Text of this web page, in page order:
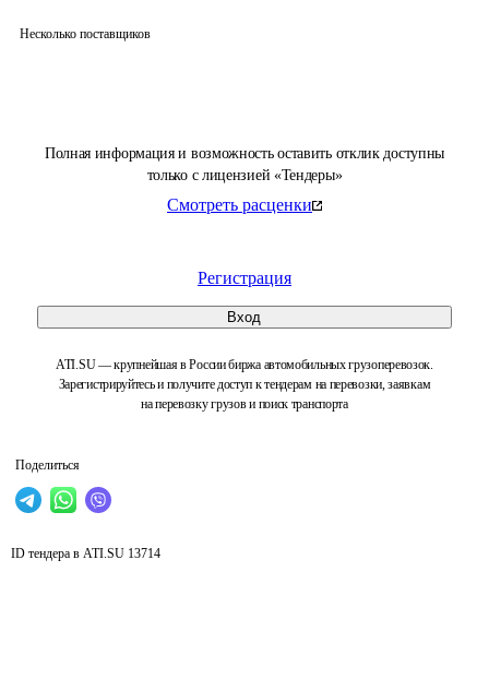
Полная информация и возможность оставить отклик доступны
только с лицензией «Тендеры»
Смотреть расценки
Регистрация
Вход
ATI.SU — крупнейшая в России биржа автомобильных грузоперевозок.
Зарегистрируйтесь и получите доступ к тендерам на перевозки, заявкам
на перевозку грузов и поиск транспорта
Поделиться
Несколько поставщиков
ID тендера в ATI.SU 13714